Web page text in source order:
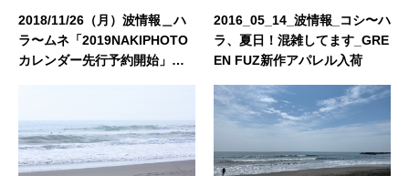
2018/11/26（月）波情報＿ハ
ラ〜ムネ「2019NAKIPHOTO
カレンダー先行予約開始」
トスーツオーダーキャンペー
ン」
2016_05_14_波情報_コシ〜ハ
ラ、夏日！混雑してます_GRE
EN FUZ新作アパレル入荷